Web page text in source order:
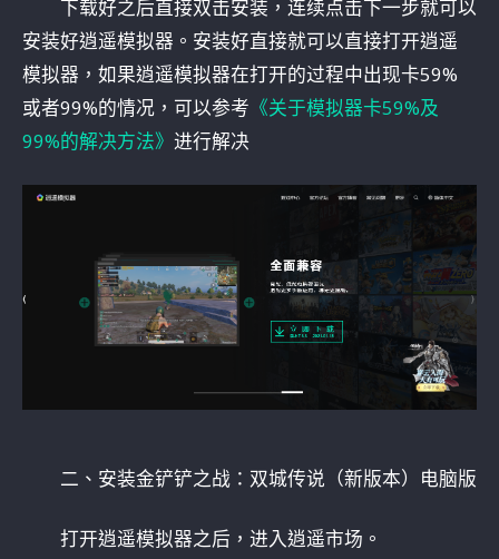
下载好之后直接双击安装，连续点击下一步就可以
安装好逍遥模拟器。安装好直接就可以直接打开逍遥
模拟器，如果逍遥模拟器在打开的过程中出现卡59%
或者99%的情况，可以参考 《关于模拟器卡59%及
99%的解决方法》进行解决
二、安装金铲铲之战：双城传说（新版本）电脑版
打开逍遥模拟器之后，进入逍遥市场。